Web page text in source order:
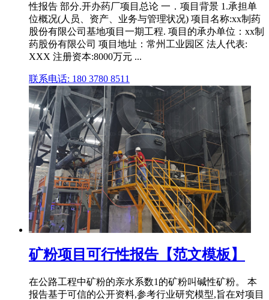
性报告 部分.开办药厂项目总论 一．项目背景 1.承担单
位概况(人员、资产、业务与管理状况) 项目名称:xx制药
股份有限公司基地项目一期工程. 项目的承办单位：xx制
药股份有限公司 项目地址：常州工业园区 法人代表:
XXX 注册资本:8000万元 ...
联系电话: 180 3780 8511
矿粉项目可行性报告【范文模板】
在公路工程中矿粉的亲水系数1的矿粉叫碱性矿粉。 本
报告基于可信的公开资料,参考行业研究模型,旨在对项目